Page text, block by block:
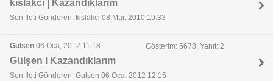
kislakci | Kazandıklarım
Son İleti Gönderen: kislakci 08 Mar, 2010 19:33
Gulsen 06 Oca, 2012 11:18 Gösterim: 5678, Yanıt: 2
Gülşen l Kazandıklarım
Son İleti Gönderen: Gulsen 06 Oca, 2012 12:15